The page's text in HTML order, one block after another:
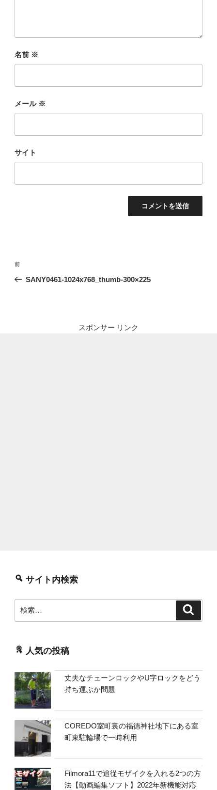
名前 ※
メール ※
サイト
投
ナ
前
の
前
SANY0461-1024x768_thumb-300×225
スポンサー リンク
サイト内検索
索:
人気の投稿
丈夫なチェーンロックやU字ロックをどう
持ち運ぶか問題
COREDO室町裏の福徳神社地下にある室
町東駐輪場で一時利用
Filmora11で追従モザイクを入れる2つの方
法【動画編集ソフト】2022年新機能対応